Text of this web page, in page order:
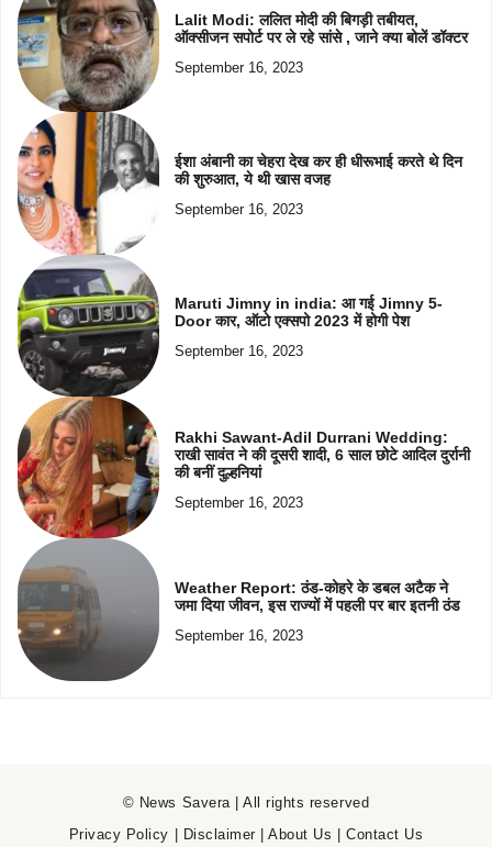
Lalit Modi: ललित मोदी की बिगड़ी तबीयत,
ऑक्सीजन सपोर्ट पर ले रहे सांसे , जाने क्या बोलें डॉक्टर
September 16, 2023
ईशा अंबानी का चेहरा देख कर ही धीरूभाई करते थे दिन
की शुरुआत, ये थी खास वजह
September 16, 2023
Maruti Jimny in india: आ गई Jimny 5-
Door कार, ऑटो एक्सपो 2023 में होगी पेश
September 16, 2023
Rakhi Sawant-Adil Durrani Wedding:
राखी सावंत ने की दूसरी शादी, 6 साल छोटे आदिल दुर्रानी
की बनीं दुल्हनियां
September 16, 2023
Weather Report: ठंड-कोहरे के डबल अटैक ने
जमा दिया जीवन, इस राज्यों में पहली पर बार इतनी ठंड
September 16, 2023
© News Savera | All rights reserved
Privacy Policy | Disclaimer |About Us |Contact Us